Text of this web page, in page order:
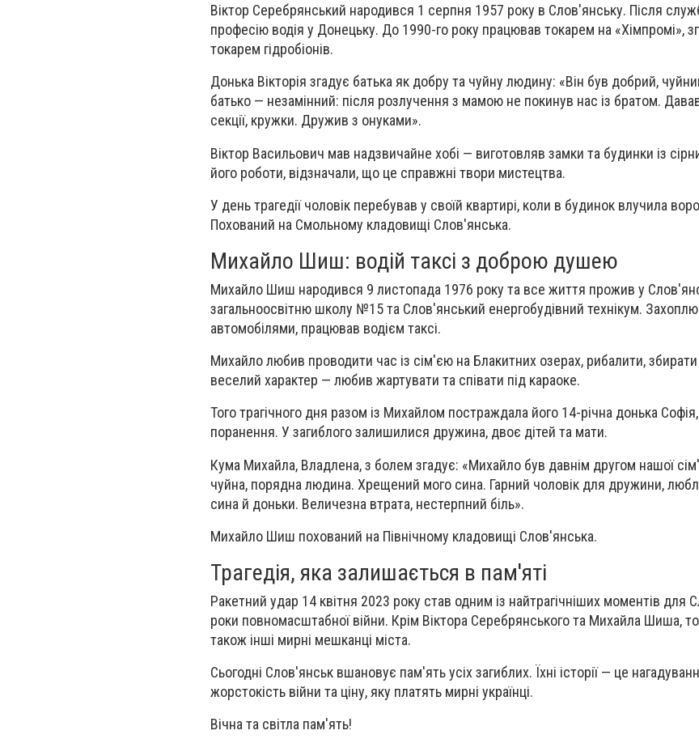
Віктор Серебрянський народився 1 серпня 1957 року в Слов'янську. Після
професію водія у Донецьку. До 1990-го року працював токарем на «Хімпромі»,
токарем гідробіонів.
Донька Вікторія згадує батька як добру та чуйну людину: «Він був добрий,
батько — незамінний: після розлучення з мамою не покинув нас із братом.
секції, кружки. Дружив з онуками».
Віктор Васильович мав надзвичайне хобі — виготовляв замки та будинки із
його роботи, відзначали, що це справжні твори мистецтва.
У день трагедії чоловік перебував у своїй квартирі, коли в будинок влучила
Похований на Смольному кладовищі Слов'янська.
Михайло Шиш: водій таксі з доброю душею
Михайло Шиш народився 9 листопада 1976 року та все життя прожив у
загальноосвітню школу №15 та Слов'янський енергобудівний технікум.
автомобілями, працював водієм таксі.
Михайло любив проводити час із сім'єю на Блакитних озерах, рибалити,
веселий характер — любив жартувати та співати під караоке.
Того трагічного дня разом із Михайлом постраждала його 14-річна донька
поранення. У загиблого залишилися дружина, двоє дітей та мати.
Кума Михайла, Владлена, з болем згадує: «Михайло був давнім другом нашої
чуйна, порядна людина. Хрещений мого сина. Гарний чоловік для дружини,
сина й доньки. Величезна втрата, нестерпний біль».
Михайло Шиш похований на Північному кладовищі Слов'янська.
Трагедія, яка залишається в пам'яті
Ракетний удар 14 квітня 2023 року став одним із найтрагічніших моментів для
роки повномасштабної війни. Крім Віктора Серебрянського та Михайла Шиша,
також інші мирні мешканці міста.
Сьогодні Слов'янськ вшановує пам'ять усіх загиблих. Їхні історії — це
жорстокість війни та ціну, яку платять мирні українці.
Вічна та світла пам'ять!